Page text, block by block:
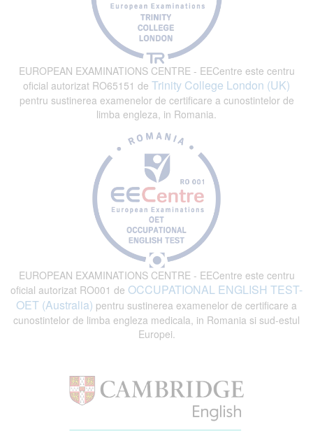
EUROPEAN EXAMINATIONS CENTRE - EECentre este centru
oficial autorizat RO65151 de Trinity College London (UK)
pentru sustinerea examenelor de certificare a cunostintelor de
limba engleza, in Romania.
EUROPEAN EXAMINATIONS CENTRE - EECentre este centru
oficial autorizat RO001 de OCCUPATIONAL ENGLISH TEST-
OET (Australia) pentru sustinerea examenelor de certificare a
cunostintelor de limba engleza medicala, in Romania si sud-estul
Europei.